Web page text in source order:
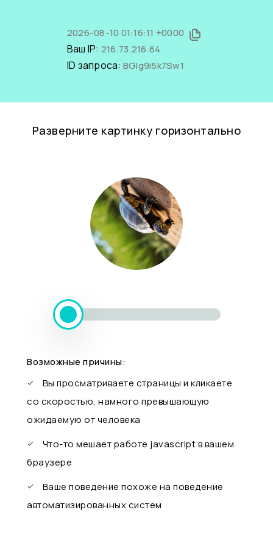
2026-08-10 01:16:11 +0000
Ваш IP: 216.73.216.64
ID запроса: BGIg9i5k7Sw1
Разверните картинку горизонтально
Возможные причины:
Вы просматриваете страницы и кликаете
со скоростью, намного превышающую
ожидаемую от человека
Что-то мешает работе javascript в вашем
браузере
Ваше поведение похоже на поведение
автоматизированных систем